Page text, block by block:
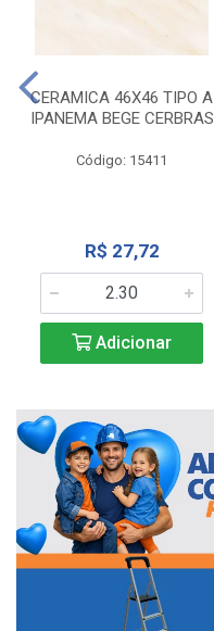
CERAMICA 46X46 TIPO A
IPANEMA BEGE CERBRAS
Código: 15411
R$ 27,72
Adicionar